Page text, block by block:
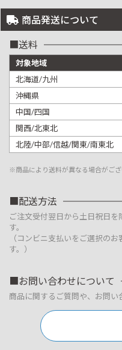
商品発送について
送料
対象地域
北海道/九州
沖縄県
中国/四国
関西/北東北
北陸/中部/信越/関東/南東北
※商品により送料が異なる場合がござ
配送方法
ご注文受付翌日から土日祝日
す。
（コンビニ支払いをご選択の
す。）
お問い合わせについて
商品に関するご質問や、お問い